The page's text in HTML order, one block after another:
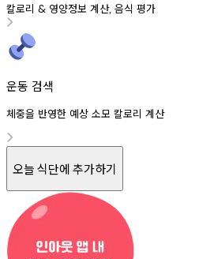
칼로리 & 영양정보 계산, 음식 평가
운동 검색
체중을 반영한 예상 소모 칼로리 계산
오늘 식단에 추가하기